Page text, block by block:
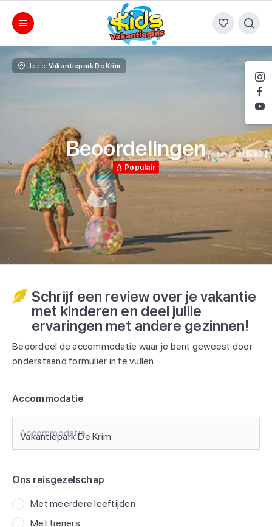
Beoordelingen
Populair
Je ziet Vakantiepark De Krim
Schrijf een review over je vakantie
met kinderen en deel jullie
ervaringen met andere gezinnen!
Beoordeel de accommodatie waar je bent geweest door
onderstaand formulier in te vullen.
Accommodatie
Accommodatie
Ons reisgezelschap
Met meerdere leeftijden
Met tieners